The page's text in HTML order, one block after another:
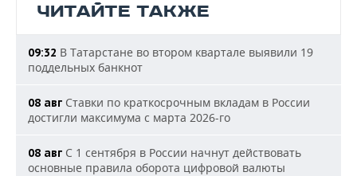
ЧИТАЙТЕ ТАКЖЕ
09:32 В Татарстане во втором квартале выявили 19
поддельных банкнот
08 авг Ставки по краткосрочным вкладам в России
достигли максимума с марта 2026-го
08 авг С 1 сентября в России начнут действовать
основные правила оборота цифровой валюты